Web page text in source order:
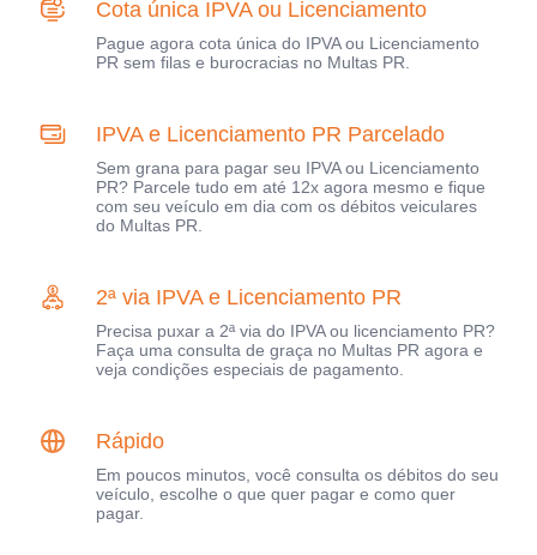
Cota única IPVA ou Licenciamento
Pague agora cota única do IPVA ou Licenciamento
PR sem filas e burocracias no Multas PR.
IPVA e Licenciamento PR Parcelado
Sem grana para pagar seu IPVA ou Licenciamento
PR? Parcele tudo em até 12x agora mesmo e fique
com seu veículo em dia com os débitos veiculares
do Multas PR.
2ª via IPVA e Licenciamento PR
Precisa puxar a 2ª via do IPVA ou licenciamento PR?
Faça uma consulta de graça no Multas PR agora e
veja condições especiais de pagamento.
Rápido
Em poucos minutos, você consulta os débitos do seu
veículo, escolhe o que quer pagar e como quer
pagar.